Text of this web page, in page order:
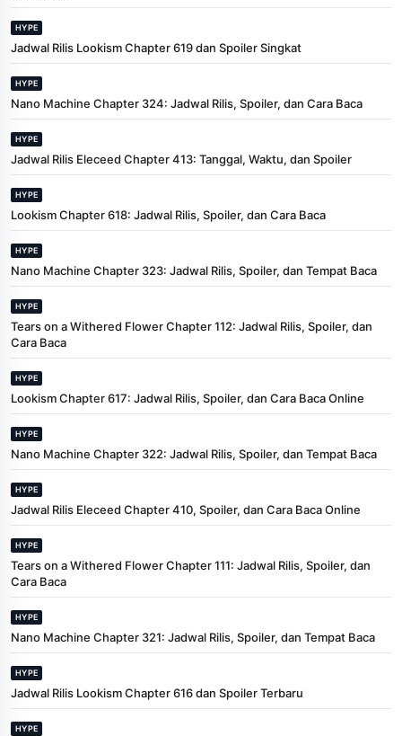
HYPE
Jadwal Rilis Lookism Chapter 619 dan Spoiler Singkat
HYPE
Nano Machine Chapter 324: Jadwal Rilis, Spoiler, dan Cara Baca
HYPE
Jadwal Rilis Eleceed Chapter 413: Tanggal, Waktu, dan Spoiler
HYPE
Lookism Chapter 618: Jadwal Rilis, Spoiler, dan Cara Baca
HYPE
Nano Machine Chapter 323: Jadwal Rilis, Spoiler, dan Tempat Baca
HYPE
Tears on a Withered Flower Chapter 112: Jadwal Rilis, Spoiler, dan
Cara Baca
HYPE
Lookism Chapter 617: Jadwal Rilis, Spoiler, dan Cara Baca Online
HYPE
Nano Machine Chapter 322: Jadwal Rilis, Spoiler, dan Tempat Baca
HYPE
Jadwal Rilis Eleceed Chapter 410, Spoiler, dan Cara Baca Online
HYPE
Tears on a Withered Flower Chapter 111: Jadwal Rilis, Spoiler, dan
Cara Baca
HYPE
Nano Machine Chapter 321: Jadwal Rilis, Spoiler, dan Tempat Baca
HYPE
Jadwal Rilis Lookism Chapter 616 dan Spoiler Terbaru
HYPE